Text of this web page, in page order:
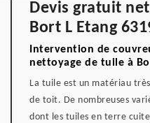
Devis gratuit
Bort L Etang
Intervention de
nettoyage de tuile à
La tuile est un matériau
de toit. De nombreuses
dont les tuiles en terre